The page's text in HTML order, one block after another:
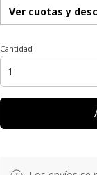
Ver cuotas y
Cantidad